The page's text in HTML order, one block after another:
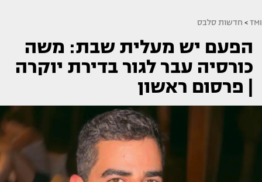
TMI
> חדשות סלבס
הפעם יש מעלית שבת: משה
כורסיה עבר לגור בדירת יוקרה
| פרסום ראשון